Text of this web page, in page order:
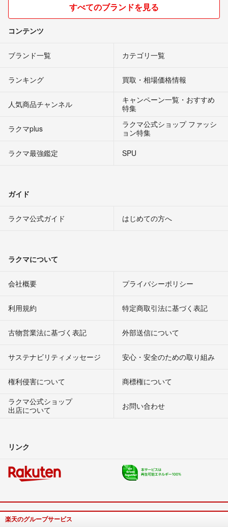
#デススター
すべてのブランドを見る
コンテンツ
ブランド一覧 カテゴリ一覧
ランキング 買取・相場価格情報
人気商品チャンネル
キャンペーン一覧・おすすめ
特集
ラクマplus
ラクマ公式ショップ ファッシ
ョン特集
ラクマ最強鑑定
SPU
ガイド
ラクマ公式ガイド はじめての方へ
ラクマについて
会社概要 プライバシーポリシー
利用規約 特定商取引法に基づく表記
古物営業法に基づく表記 外部送信について
サステナビリティメッセージ 安心・安全のための取り組み
権利侵害について
商標権について
ラクマ公式ショップ
出店について
お問い合わせ
リンク
楽天のグループサービス